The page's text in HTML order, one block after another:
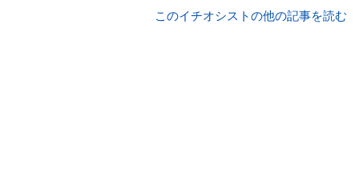
インフルエンサーが実際に使用してレビューしています。毎日トレン
このイチオシストの他の記事を読む